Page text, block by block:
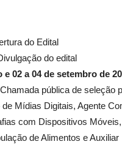
do Edital
do edital
e 02 a 04 de setembro de
pública de seleção
Mídias Digitais, Agente
com Dispositivos
de Alimentos e Auxiliar